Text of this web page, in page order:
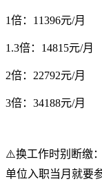
1倍：11396元/月
1.3倍：14815元/月
2倍：22792元/月
3倍：34188元/月
⚠️换工作时别断缴
单位入职当月就要